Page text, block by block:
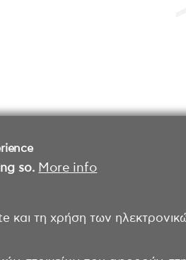
so. More info
και τη χρήση των